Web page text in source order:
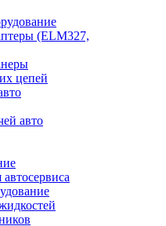
(ELM327,
цепей
авто